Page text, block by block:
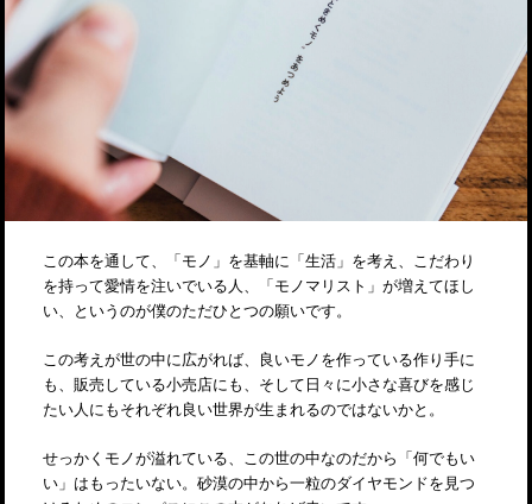
この本を通して、「モノ」を基軸に「生活」を考え、こだわり
を持って愛情を注いでいる人、「モノマリスト」が増えてほし
い、というのが僕のただひとつの願いです。
この考えが世の中に広がれば、良いモノを作っている作り手に
も、販売している小売店にも、そして日々に小さな喜びを感じ
たい人にもそれぞれ良い世界が生まれるのではないかと。
せっかくモノが溢れている、この世の中なのだから「何でもい
い」はもったいない。砂漠の中から一粒のダイヤモンドを見つ